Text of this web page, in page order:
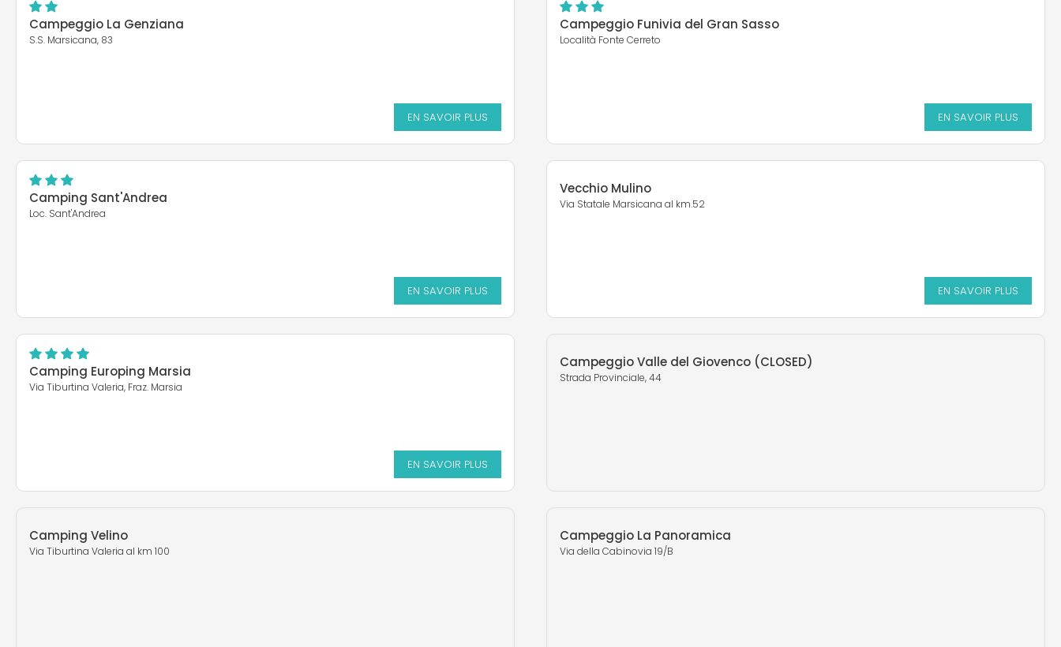
Campeggio La Genziana
S.S. Marsicana, 83
EN SAVOIR PLUS
Campeggio Funivia del Gran Sasso
Località Fonte Cerreto
EN SAVOIR PLUS
Camping Sant'Andrea
Loc. Sant'Andrea
EN SAVOIR PLUS
Vecchio Mulino
Via Statale Marsicana al km.52
EN SAVOIR PLUS
Camping Europing Marsia
Via Tiburtina Valeria, Fraz. Marsia
EN SAVOIR PLUS
Campeggio Valle del Giovenco (CLOSED)
Strada Provinciale, 44
Camping Velino
Via Tiburtina Valeria al km 100
Campeggio La Panoramica
Via della Cabinovia 19/B